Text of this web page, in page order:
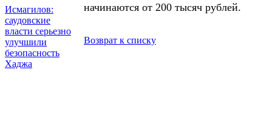
Исмагилов:
саудовские
власти серьезно
улучшили
безопасность
Хаджа
начинаются от 200 тысяч рублей.
Возврат к списку